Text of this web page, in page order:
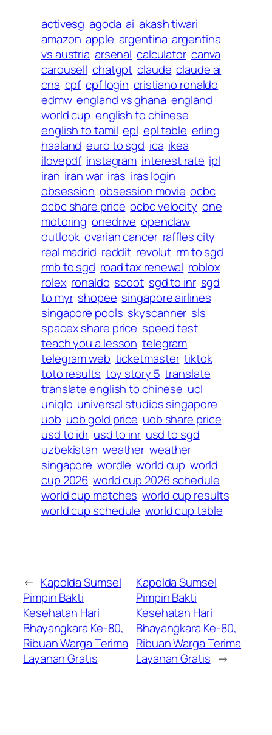
activesg agoda ai akash tiwari
amazon apple argentina argentina
vs austria arsenal calculator canva
carousell chatgpt claude claude ai
cna cpf cpf login cristiano ronaldo
edmw england vs ghana england
world cup english to chinese
english to tamil epl epl table erling
haaland euro to sgd ica ikea
ilovepdf instagram interest rate ipl
iran iran war iras iras login
obsession obsession movie ocbc
ocbc share price ocbc velocity one
motoring onedrive openclaw
outlook ovarian cancer raffles city
real madrid reddit revolut rm to sgd
rmb to sgd road tax renewal roblox
rolex ronaldo scoot sgd to inr sgd
to myr shopee singapore airlines
singapore pools skyscanner sls
spacex share price speed test
teach you a lesson telegram
telegram web ticketmaster tiktok
toto results toy story 5 translate
translate english to chinese ucl
uniqlo universal studios singapore
uob uob gold price uob share price
usd to idr usd to inr usd to sgd
uzbekistan weather weather
singapore wordle world cup world
cup 2026 world cup 2026 schedule
world cup matches world cup results
world cup schedule world cup table
← Kapolda Sumsel
Pimpin Bakti
Kesehatan Hari
Bhayangkara Ke-80,
Ribuan Warga Terima
Layanan Gratis
Kapolda Sumsel
Pimpin Bakti
Kesehatan Hari
Bhayangkara Ke-80,
Ribuan Warga Terima
Layanan Gratis →